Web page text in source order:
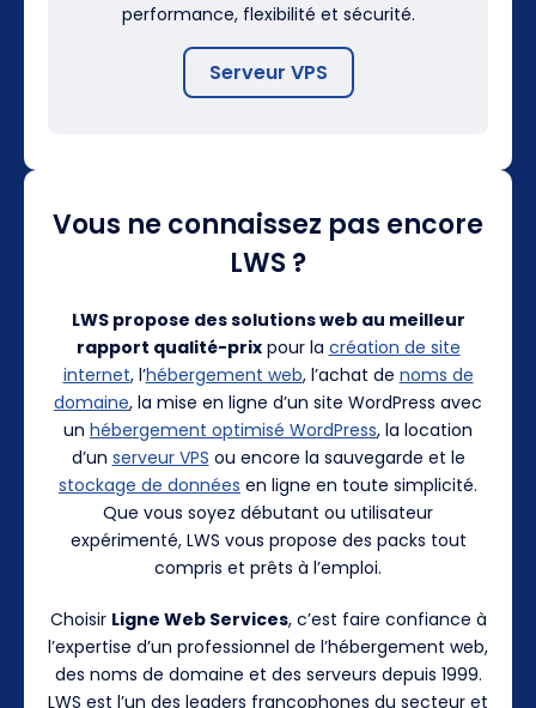
performance, flexibilité et sécurité.
Serveur VPS
Vous ne connaissez pas encore
LWS ?
LWS propose des solutions web au meilleur
rapport qualité-prixpour la création de site
internet, l’hébergement web, l’achat de noms de
domaine, la mise en ligne d’un site WordPress avec
un hébergement optimisé WordPress, la location
d’un serveur VPS ou encore la sauvegarde et le
stockage de données en ligne en toute simplicité.
Que vous soyez débutant ou utilisateur
expérimenté, LWS vous propose des packs tout
compris et prêts à l’emploi.
Choisir Ligne Web Services, c’est faire confiance à
l’expertise d’un professionnel de l’hébergement web,
des noms de domaine et des serveurs depuis 1999.
LWS est l’un des leaders francophones du secteur et